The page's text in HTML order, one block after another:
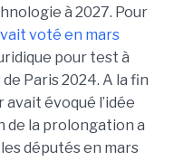
à 2027. Pour
voté en mars
pour test à
Paris 2024. A la fin
évoqué l’idée
de la prolongation a
députés en mars